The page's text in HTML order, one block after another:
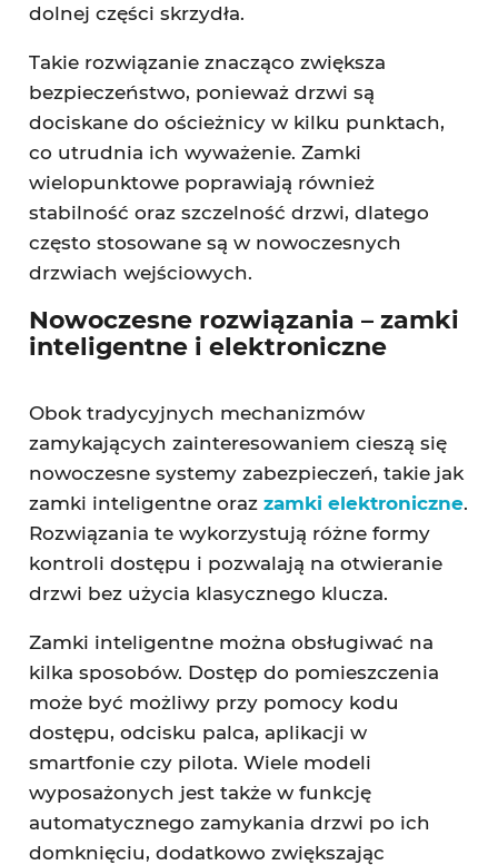
dolnej części skrzydła.
Takie rozwiązanie znacząco zwiększa
bezpieczeństwo, ponieważ drzwi są
dociskane do ościeżnicy w kilku punktach,
co utrudnia ich wyważenie. Zamki
wielopunktowe poprawiają również
stabilność oraz szczelność drzwi, dlatego
często stosowane są w nowoczesnych
drzwiach wejściowych.
Nowoczesne rozwiązania – zamki
inteligentne i elektroniczne
Obok tradycyjnych mechanizmów
zamykających zainteresowaniem cieszą się
nowoczesne systemy zabezpieczeń, takie jak
zamki inteligentne oraz zamki elektroniczne.
Rozwiązania te wykorzystują różne formy
kontroli dostępu i pozwalają na otwieranie
drzwi bez użycia klasycznego klucza.
Zamki inteligentne można obsługiwać na
kilka sposobów. Dostęp do pomieszczenia
może być możliwy przy pomocy kodu
dostępu, odcisku palca, aplikacji w
smartfonie czy pilota. Wiele modeli
wyposażonych jest także w funkcję
automatycznego zamykania drzwi po ich
domknięciu, dodatkowo zwiększając